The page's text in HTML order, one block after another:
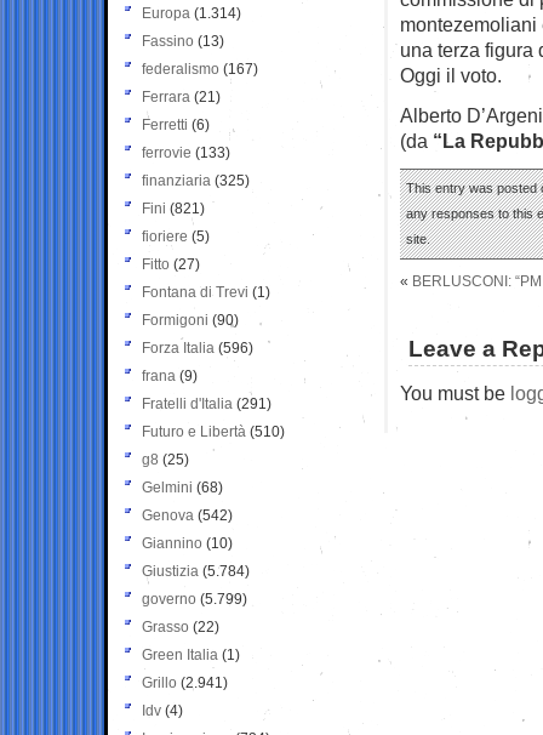
una terza figura
Oggi il voto.
Alberto
(da “La
This entry was posted
any responses to this
site.
« BERLUSCONI:
Leave a
You must be
Europa (1.314)
Fassino (13)
federalismo (167)
Ferrara (21)
Ferretti (6)
ferrovie (133)
finanziaria (325)
Fini (821)
fioriere (5)
Fitto (27)
Fontana di Trevi (1)
Formigoni (90)
Forza Italia (596)
frana (9)
Fratelli d'Italia (291)
Futuro e Libertà (510)
g8 (25)
Gelmini (68)
Genova (542)
Giannino (10)
Giustizia (5.784)
governo (5.799)
Grasso (22)
Green Italia (1)
Grillo (2.941)
Idv (4)